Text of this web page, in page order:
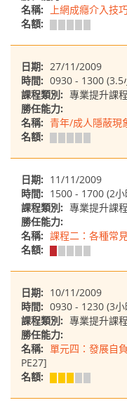
名稱:
上網成癮介入技
名額:
日期: 27/11/2009
時間: 0930 - 1300 (3.5
課程類別: 專業提升課程
勝任能力:
名稱: 青年/成人隱蔽現
名額:
日期: 11/11/2009
時間: 1500 - 1700 (2小
課程類別: 專業提升課程
勝任能力:
名稱: 課程二：各種常
名額:
日期: 10/11/2009
時間: 0930 - 1230 (3小
課程類別: 專業提升課程
勝任能力:
名稱: 單元四：發展自
PE27]
名額: